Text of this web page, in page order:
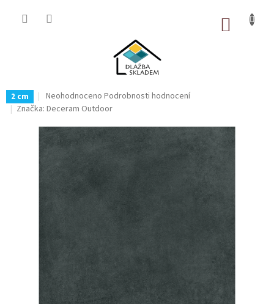
2 cm
Průměrné
hodnocení
je
0,0
Neohodnoceno Podrobnosti hodnocení
Značka: Deceram Outdoor